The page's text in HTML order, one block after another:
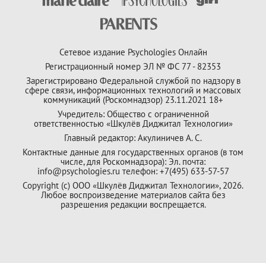
Сетевое издание Psychologies Онлайн
Регистрационный номер ЭЛ № ФС 77 - 82353
Зарегистрировано Федеральной службой по надзору в
сфере связи, информационных технологий и массовых
коммуникаций (Роскомнадзор) 23.11.2021 18+
Учредитель: Общество с ограниченной
ответственностью «Шкулёв Диджитал Технологии»
Главный редактор: Акулиничев А. С.
Контактные данные для государственных органов (в том
числе, для Роскомнадзора): Эл. почта:
info@psychologies.ru телефон: +7(495) 633-57-57
Copyright (с) ООО «Шкулёв Диджитал Технологии», 2026.
Любое воспроизведение материалов сайта без
разрешения редакции воспрещается.